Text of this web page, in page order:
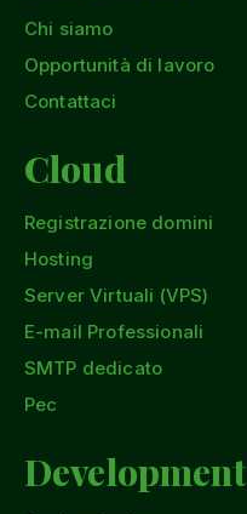
Chi siamo
Opportunità di lavoro
Contattaci
Cloud
Registrazione domini
Hosting
Server Virtuali (VPS)
E-mail Professionali
SMTP dedicato
Pec
Development